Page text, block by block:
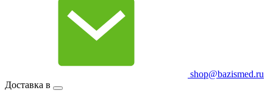
shop@bazismed.ru
Доставка в